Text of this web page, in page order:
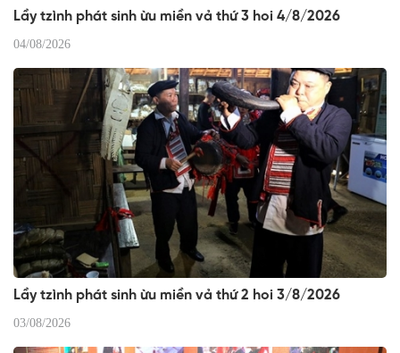
Lầy tzình phát sinh ừu miền vả thứ 3 hoi 4/8/2026
04/08/2026
Lầy tzình phát sinh ừu miền vả thứ 2 hoi 3/8/2026
03/08/2026